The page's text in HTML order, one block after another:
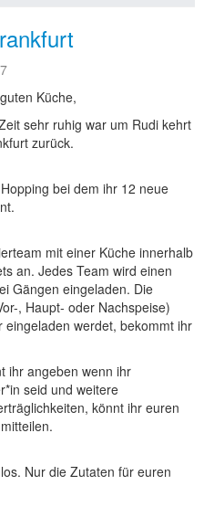
Küche,
sehr ruhig war um Rudi kehrt
zurück.
bei dem ihr 12 neue
mit einer Küche innerhalb
an. Jedes Team wird einen
Gängen eingeladen. Die
, Haupt- oder Nachspeise)
eingeladen werdet, bekommt ihr
ihr angeben wenn ihr
seid und weitere
könnt ihr euren
Nur die Zutaten für euren